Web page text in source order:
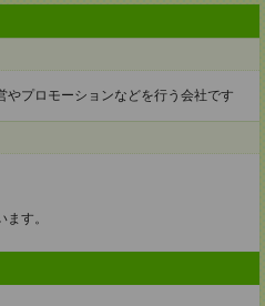
プロモーションなどを行う会社です
す。